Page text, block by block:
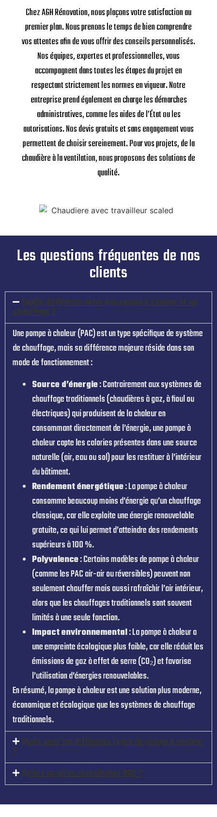
Chez AGH Rénovation, nous plaçons votre satisfaction au
premier plan. Nous prenons le temps de bien comprendre
vos attentes afin de vous offrir des conseils personnalisés.
Nos équipes, expertes et professionnelles, vous
accompagnent dans toutes les étapes du projet en
respectant strictement les normes en vigueur. Notre
entreprise prend également en charge les démarches
administratives, comme les aides de l’État ou les
autorisations. Nos devis gratuits et sans engagement vous
permettent de choisir sereinement. Pour vos projets, de la
chaudière à la ventilation, nous proposons des solutions de
qualité.
Les questions fréquentes de nos
clients
Quelle différence entre une pompe à chaleur et un
chauffage ?
Une pompe à chaleur (PAC) est un type spécifique de système
de chauffage, mais sa différence majeure réside dans son
mode de fonctionnement :
Source d’énergie: Contrairement aux systèmes de
chauffage traditionnels (chaudières à gaz, à fioul ou
électriques) qui produisent de la chaleur en
consommant directement de l’énergie, une pompe à
chaleur capte les calories présentes dans une source
naturelle (air, eau ou sol) pour les restituer à l’intérieur
du bâtiment.
Rendement énergétique: La pompe à chaleur
consomme beaucoup moins d’énergie qu’un chauffage
classique, car elle exploite une énergie renouvelable
gratuite, ce qui lui permet d’atteindre des rendements
supérieurs à 100 %.
Polyvalence: Certains modèles de pompe à chaleur
(comme les PAC air-air ou réversibles) peuvent non
seulement chauffer mais aussi rafraîchir l’air intérieur,
alors que les chauffages traditionnels sont souvent
limités à une seule fonction.
Impact environnemental: La pompe à chaleur a
une empreinte écologique plus faible, car elle réduit les
émissions de gaz à effet de serre (CO₂) et favorise
l’utilisation d’énergies renouvelables.
En résumé, la pompe à chaleur est une solution plus moderne,
économique et écologique que les systèmes de chauffage
traditionnels.
Quels sont les différents types de pompe à chaleur
?
Qu'est ce qu'un installateur RGE ?